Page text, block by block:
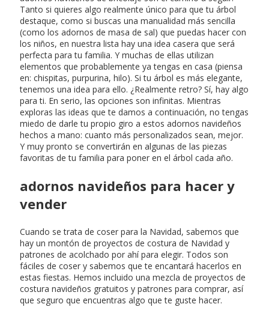
Tanto si quieres algo realmente único para que tu árbol
destaque, como si buscas una manualidad más sencilla
(como los adornos de masa de sal) que puedas hacer con
los niños, en nuestra lista hay una idea casera que será
perfecta para tu familia. Y muchas de ellas utilizan
elementos que probablemente ya tengas en casa (piensa
en: chispitas, purpurina, hilo). Si tu árbol es más elegante,
tenemos una idea para ello. ¿Realmente retro? Sí, hay algo
para ti. En serio, las opciones son infinitas. Mientras
exploras las ideas que te damos a continuación, no tengas
miedo de darle tu propio giro a estos adornos navideños
hechos a mano: cuanto más personalizados sean, mejor.
Y muy pronto se convertirán en algunas de las piezas
favoritas de tu familia para poner en el árbol cada año.
adornos navideños para hacer y
vender
Cuando se trata de coser para la Navidad, sabemos que
hay un montón de proyectos de costura de Navidad y
patrones de acolchado por ahí para elegir. Todos son
fáciles de coser y sabemos que te encantará hacerlos en
estas fiestas. Hemos incluido una mezcla de proyectos de
costura navideños gratuitos y patrones para comprar, así
que seguro que encuentras algo que te guste hacer.